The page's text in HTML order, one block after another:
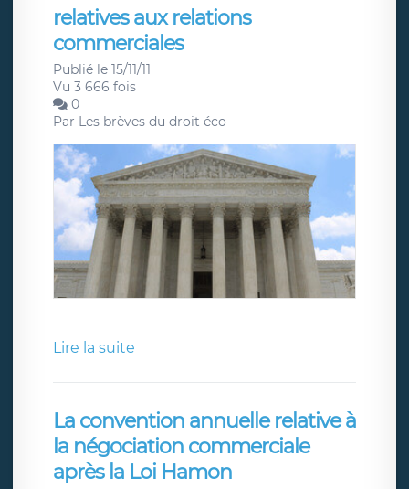
relatives aux relations
commerciales
Publié le 15/11/11
Vu 3 666 fois
0
Par Les brèves du droit éco
Lire la suite
La convention annuelle relative à
la négociation commerciale
après la Loi Hamon